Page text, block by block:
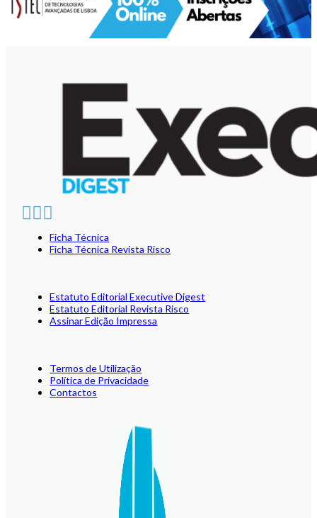
Ficha Técnica
Ficha Técnica Revista Risco
Estatuto Editorial Executive Digest
Estatuto Editorial Revista Risco
Assinar Edição Impressa
Termos de Utilização
Política de Privacidade
Contactos